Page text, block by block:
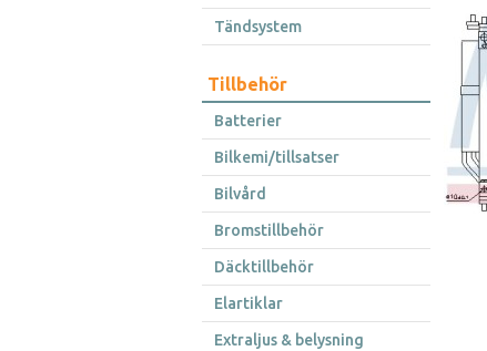
Tändsystem
Tillbehör
Batterier
Bilkemi/tillsatser
Bilvård
Bromstillbehör
Däcktillbehör
Elartiklar
Extraljus & belysning